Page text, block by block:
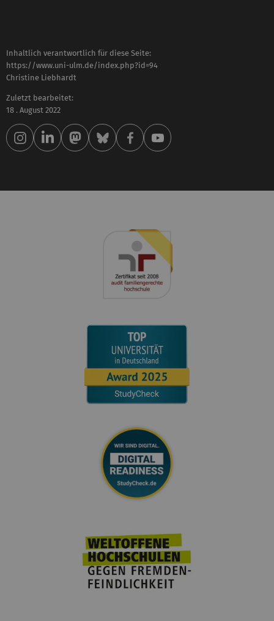
Inhaltlich verantwortlich für diese Seite:
https://www.uni-ulm.de/index.php?id=94
Christine Liebhardt
Zuletzt bearbeitet:
18 . August 2022